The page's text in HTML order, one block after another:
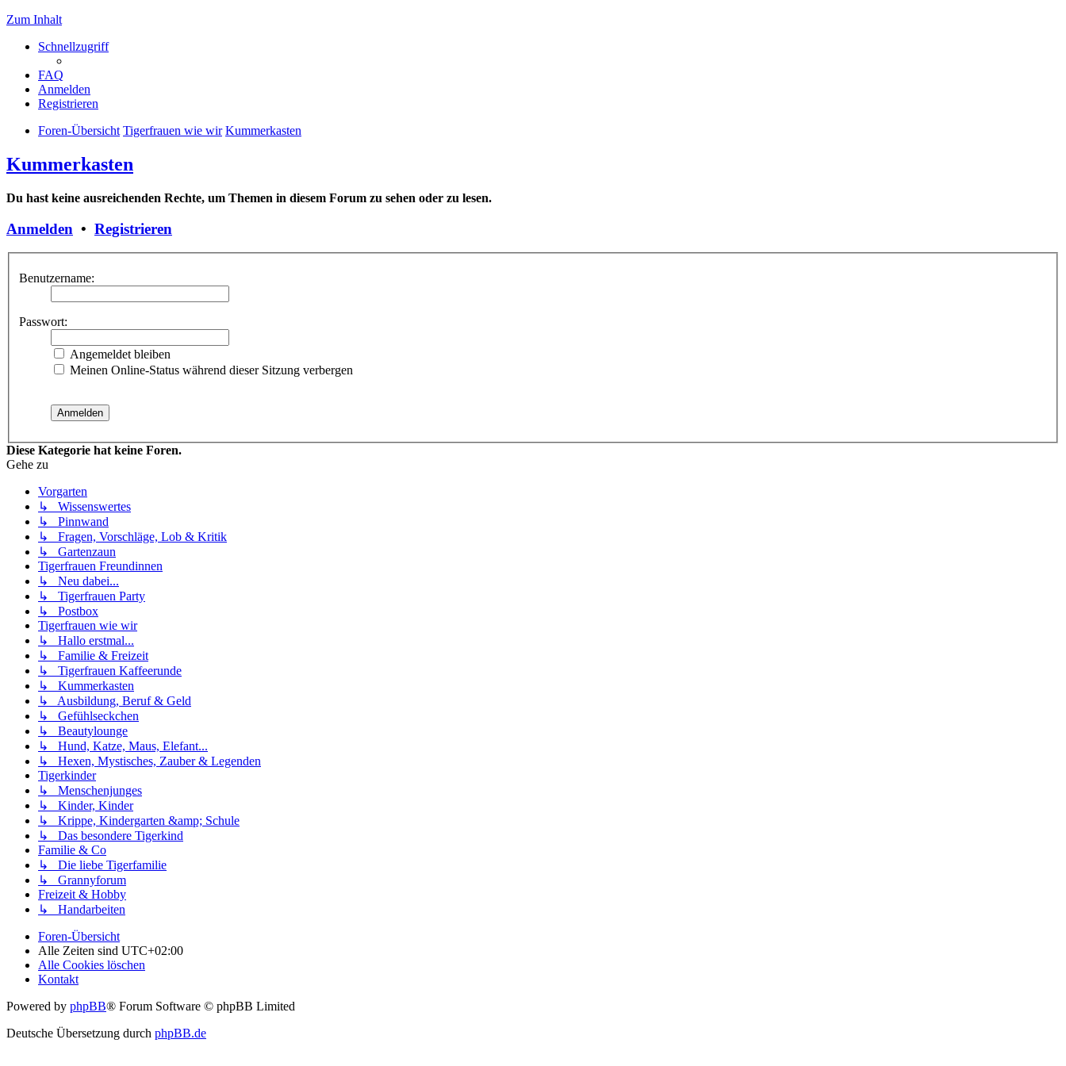
Zum Inhalt
Schnellzugriff
FAQ
Anmelden
Registrieren
Foren-Übersicht Tigerfrauen wie wir Kummerkasten
Kummerkasten
Du hast keine ausreichenden Rechte, um Themen in diesem Forum zu sehen oder zu lesen.
Anmelden • Registrieren
Benutzername:
Passwort:
Angemeldet bleiben
Meinen Online-Status während dieser Sitzung verbergen
Diese Kategorie hat keine Foren.
Gehe zu
Vorgarten
↳ Wissenswertes
↳ Pinnwand
↳ Fragen, Vorschläge, Lob & Kritik
↳ Gartenzaun
Tigerfrauen Freundinnen
↳ Neu dabei...
↳ Tigerfrauen Party
↳ Postbox
Tigerfrauen wie wir
↳ Hallo erstmal...
↳ Familie & Freizeit
↳ Tigerfrauen Kaffeerunde
↳ Kummerkasten
↳ Ausbildung, Beruf & Geld
↳ Gefühlseckchen
↳ Beautylounge
↳ Hund, Katze, Maus, Elefant...
↳ Hexen, Mystisches, Zauber & Legenden
Tigerkinder
↳ Menschenjunges
↳ Kinder, Kinder
↳ Krippe, Kindergarten &amp; Schule
↳ Das besondere Tigerkind
Familie & Co
↳ Die liebe Tigerfamilie
↳ Grannyforum
Freizeit & Hobby
↳ Handarbeiten
Foren-Übersicht
Alle Zeiten sind UTC+02:00
Alle Cookies löschen
Kontakt
Powered by phpBB® Forum Software © phpBB Limited
Deutsche Übersetzung durch phpBB.de